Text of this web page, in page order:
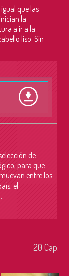
que las
la
a ir a la
liso. Sin
de
para que
entre los
el
20 Cap.